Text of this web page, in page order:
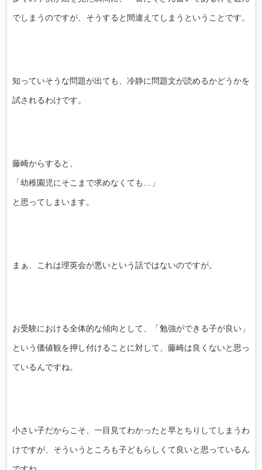
でしまうのですが、そうすると間違えてしまうということです。
知っていそうな問題が出ても、冷静に問題文が読めるかどうかを
試されるわけです。
藤崎からすると、
「幼稚園児にそこまで求めなくても…」
と思ってしまいます。
まぁ、これは理英会が悪いという話ではないのですが。
お受験における全体的な傾向として、「勉強ができる子が良い」
という価値観を押し付けることに対して、藤崎は良くないと思っ
ているんですね。
小さい子だからこそ、一目見てわかったと早とちりしてしまうわ
けですが、そういうところも子どもらしくて良いと思っているん